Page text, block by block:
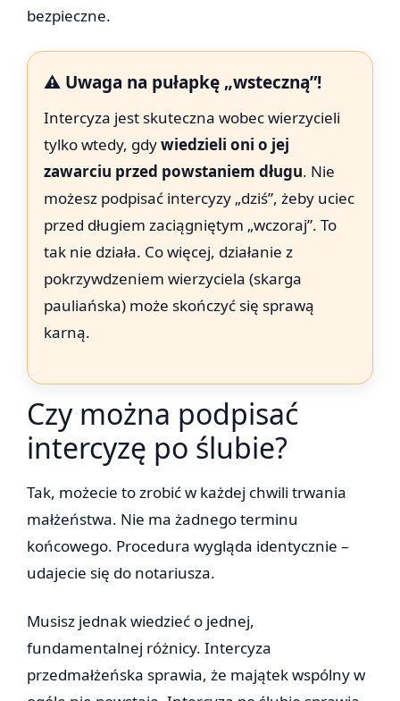
bezpieczne.
⚠️ Uwaga na pułapkę „wsteczną”!
Intercyza jest skuteczna wobec wierzycieli
tylko wtedy, gdywiedzieli oni o jej
zawarciu przed powstaniem długu. Nie
możesz podpisać intercyzy „dziś”, żeby uciec
przed długiem zaciągniętym „wczoraj”. To
tak nie działa. Co więcej, działanie z
pokrzywdzeniem wierzyciela (skarga
pauliańska) może skończyć się sprawą
karną.
Czy można podpisać
intercyzę po ślubie?
Tak, możecie to zrobić w każdej chwili trwania
małżeństwa. Nie ma żadnego terminu
końcowego. Procedura wygląda identycznie –
udajecie się do notariusza.
Musisz jednak wiedzieć o jednej,
fundamentalnej różnicy. Intercyza
przedmałżeńska sprawia, że majątek wspólny w